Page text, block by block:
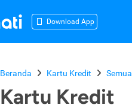
Download App
Beranda Kartu Kredit Semua
Kartu Kredit